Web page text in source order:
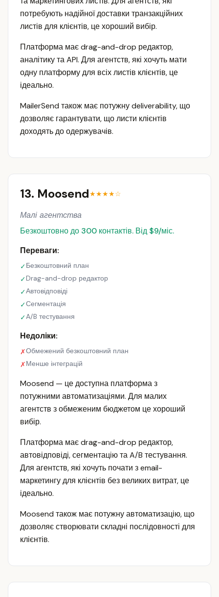
потребують надійної доставки транзакційних
листів для клієнтів, це хороший вибір.
Платформа має drag-and-drop редактор,
аналітику та API. Для агентств, які хочуть мати
одну платформу для всіх листів клієнтів, це
ідеально.
MailerSend також має потужну deliverability, що
дозволяє гарантувати, що листи клієнтів
доходять до одержувачів.
13. Moosend★★★★☆
Малі агентства
Безкоштовно до 300 контактів. Від $9/міс.
Переваги:
✓Безкоштовний план
✓Drag-and-drop редактор
✓Автовідповіді
✓Сегментація
✓A/B тестування
Недоліки:
✗Обмежений безкоштовний план
✗Менше інтеграцій
Moosend — це доступна платформа з
потужними автоматизаціями. Для малих
агентств з обмеженим бюджетом це хороший
вибір.
Платформа має drag-and-drop редактор,
автовідповіді, сегментацію та A/B тестування.
Для агентств, які хочуть почати з email-
маркетингу для клієнтів без великих витрат, це
ідеально.
Moosend також має потужну автоматизацію, що
дозволяє створювати складні послідовності для
клієнтів.